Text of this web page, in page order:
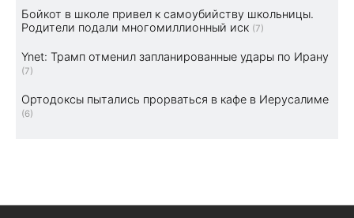
Бойкот в школе привел к самоубийству школьницы.
Родители подали многомиллионный иск (7)
Ynet: Трамп отменил запланированные удары по Ирану
(7)
Ортодоксы пытались прорваться в кафе в Иерусалиме
(6)